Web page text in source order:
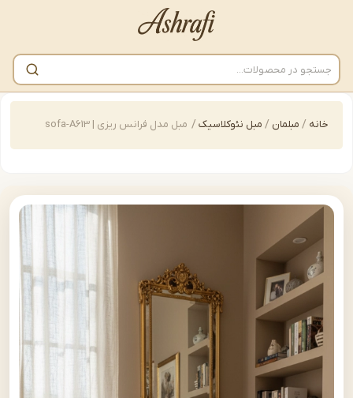
مبلمان/مبل نئوکلاسیک/ مبل مدل فرانس ریزی | sofa-A613